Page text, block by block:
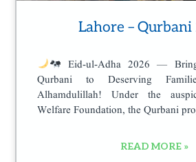
Lahore –
Eid-ul-Adha 2026 —
Qurbani to Deserving
Alhamdulillah! Under the
Welfare Foundation, the Qurbani
READ MORE »